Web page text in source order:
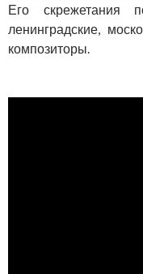
Его скрежетания
ленинградские,
композиторы.